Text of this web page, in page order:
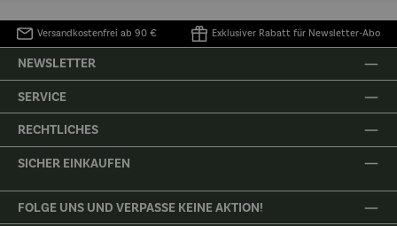
Versandkostenfrei ab 90 € Exklusiver Rabatt für Newsletter-Abo
NEWSLETTER
SERVICE
RECHTLICHES
SICHER EINKAUFEN
FOLGE UNS UND VERPASSE KEINE AKTION!